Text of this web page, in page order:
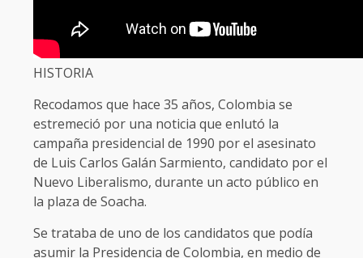
HISTORIA
Recodamos que hace 35 años, Colombia se
estremeció por una noticia que enlutó la
campaña presidencial de 1990 por el asesinato
de Luis Carlos Galán Sarmiento, candidato por el
Nuevo Liberalismo, durante un acto público en
la plaza de Soacha.
Se trataba de uno de los candidatos que podía
asumir la Presidencia de Colombia, en medio de